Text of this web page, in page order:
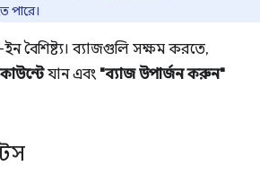
পারে।
বৈশিষ্ট্য। ব্যাজগুলি সক্ষম করতে,
যান এবং "ব্যাজ উপার্জন করুন"